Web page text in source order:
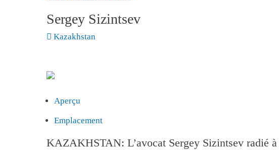
Sergey Sizintsev
Kazakhstan
Aperçu
Emplacement
KAZAKHSTAN: L’avocat Sergey Sizintsev radié